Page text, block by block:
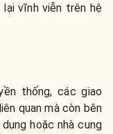
vĩnh viễn trên hệ
thống, các giao
quan mà còn bên
hoặc nhà cung